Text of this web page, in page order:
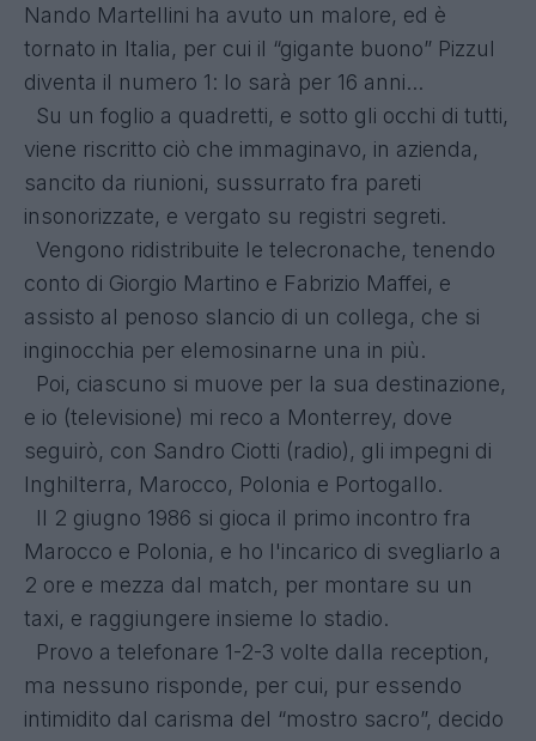
Nando Martellini ha avuto un malore, ed è
tornato in Italia, per cui il “gigante buono” Pizzul
diventa il numero 1: lo sarà per 16 anni...
Su un foglio a quadretti, e sotto gli occhi di tutti,
viene riscritto ciò che immaginavo, in azienda,
sancito da riunioni, sussurrato fra pareti
insonorizzate, e vergato su registri segreti.
Vengono ridistribuite le telecronache, tenendo
conto di Giorgio Martino e Fabrizio Maffei, e
assisto al penoso slancio di un collega, che si
inginocchia per elemosinarne una in più.
Poi, ciascuno si muove per la sua destinazione,
e io (televisione) mi reco a Monterrey, dove
seguirò, con Sandro Ciotti (radio), gli impegni di
Inghilterra, Marocco, Polonia e Portogallo.
Il 2 giugno 1986 si gioca il primo incontro fra
Marocco e Polonia, e ho l'incarico di svegliarlo a
2 ore e mezza dal match, per montare su un
taxi, e raggiungere insieme lo stadio.
Provo a telefonare 1-2-3 volte dalla reception,
ma nessuno risponde, per cui, pur essendo
intimidito dal carisma del “mostro sacro”, decido